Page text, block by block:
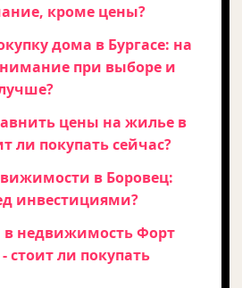
кроме цены?
дома в Бургасе: на
при выборе и
цены на жилье в
ли покупать сейчас?
в Боровец:
инвестициями?
недвижимость Форт
стоит ли покупать